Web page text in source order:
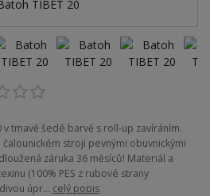
tmavě šedé barvě s roll-up zavíráním.
stroji pevnými obuvnickými
záruka 36 měsíců! Materiál a
(100% PES z rubové strany
úpr... celý popis